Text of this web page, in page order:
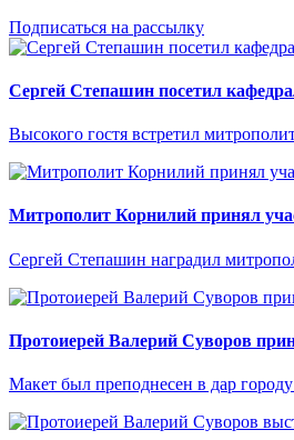
Подписаться на рассылку
Сергей Степашин посетил
Высокого гостя встретил
Митрополит Корнилий принял
Сергей Степашин наградил
Протоиерей Валерий Суворов
Макет был преподнесен в дар